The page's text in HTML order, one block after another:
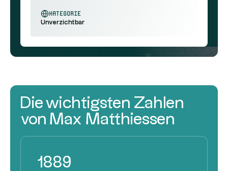
Kategorie
Unverzichtbar
Die wichtigsten Zahlen
von Max Matthiessen
1889